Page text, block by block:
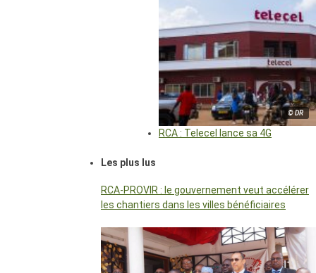
© DR
RCA : Telecel lance sa 4G
Les plus lus
RCA-PROVIR : le gouvernement veut accélérer
les chantiers dans les villes bénéficiaires